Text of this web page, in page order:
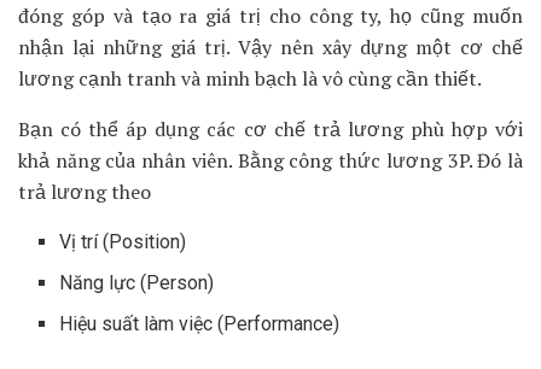
đóng góp và tạo ra giá trị cho công ty, họ cũng muốn
nhận lại những giá trị. Vậy nên xây dựng một cơ chế
lương cạnh tranh và minh bạch là vô cùng cần thiết.
Bạn có thể áp dụng các cơ chế trả lương phù hợp với
khả năng của nhân viên. Bằng công thức lương 3P. Đó là
trả lương theo
Vị trí (Position)
Năng lực (Person)
Hiệu suất làm việc (Performance)